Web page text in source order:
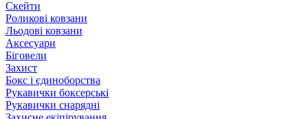
Скейти
Роликові ковзани
Льодові ковзани
Аксесуари
Біговели
Захист
Бокс і єдиноборства
Рукавички боксерські
Рукавички снарядні